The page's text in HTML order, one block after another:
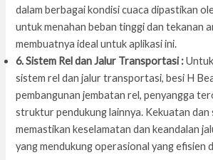
dalam berbagai kondisi cuaca dipastikan
untuk menahan beban tinggi dan tekanan
membuatnya ideal untuk aplikasi ini.
6. Sistem Rel dan Jalur Transportasi :
sistem rel dan jalur transportasi, besi H
pembangunan jembatan rel, penyangga
struktur pendukung lainnya. Kekuatan dan
memastikan keselamatan dan keandalan
yang mendukung operasional yang efisien